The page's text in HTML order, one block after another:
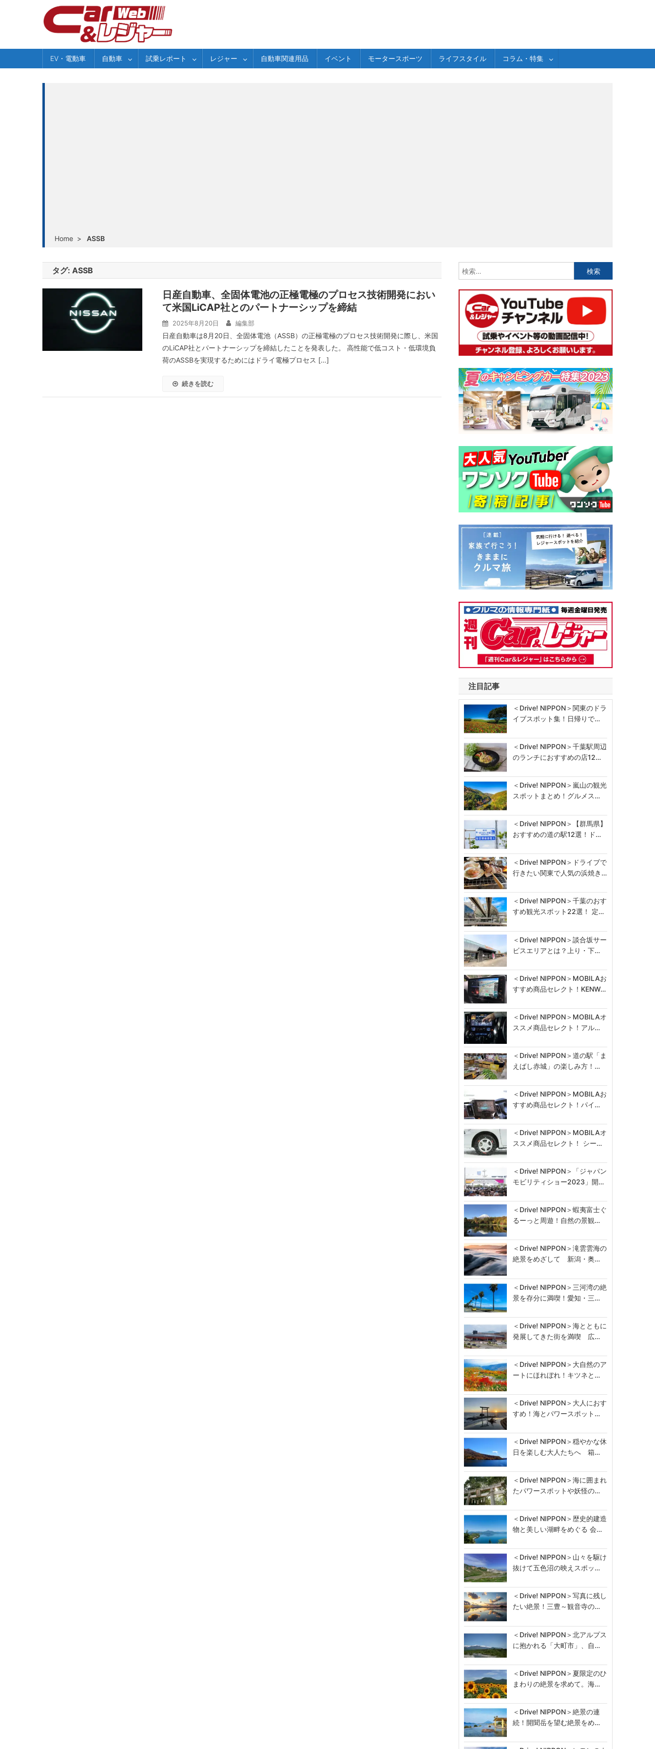
EV・電動車 自動車 試乗レポート レジャー 自動車関連用品 イベント モータースポーツ ライフスタイル コラム・特集
Home > ASSB
タグ: ASSB
日産自動車、全固体電池の正極電極のプロセス技術開発におい
て米国LiCAP社とのパートナーシップを締結
2025年8月20日 編集部
日産自動車は8月20日、全固体電池（ASSB）の正極電極のプロセス技術開発に際し、米国
のLiCAP社とパートナーシップを締結したことを発表した。 高性能で低コスト・低環境負
荷のASSBを実現するためにはドライ電極プロセス […]
続きを読む
索:
注目記事
＜Drive! NIPPON＞関東のドラ
イブスポット集！日帰りで…
＜Drive! NIPPON＞千葉駅周辺
のランチにおすすめの店12…
＜Drive! NIPPON＞嵐山の観光
スポットまとめ！グルメス…
＜Drive! NIPPON＞【群馬県】
おすすめの道の駅12選！ド…
＜Drive! NIPPON＞ドライブで
行きたい関東で人気の浜焼き…
＜Drive! NIPPON＞千葉のおす
すめ観光スポット22選！ 定…
＜Drive! NIPPON＞談合坂サー
ビスエリアとは？上り・下…
＜Drive! NIPPON＞MOBILAお
すすめ商品セレクト！KENW…
＜Drive! NIPPON＞MOBILAオ
ススメ商品セレクト！アル…
＜Drive! NIPPON＞道の駅「ま
えばし赤城」の楽しみ方！…
＜Drive! NIPPON＞MOBILAお
すすめ商品セレクト！パイ…
＜Drive! NIPPON＞MOBILAオ
ススメ商品セレクト！ シー…
＜Drive! NIPPON＞「ジャパン
モビリティショー2023」開…
＜Drive! NIPPON＞蝦夷富士ぐ
るーっと周遊！自然の景観…
＜Drive! NIPPON＞滝雲雲海の
絶景をめざして 新潟・奥…
＜Drive! NIPPON＞三河湾の絶
景を存分に満喫！愛知・三…
＜Drive! NIPPON＞海とともに
発展してきた街を満喫 広…
＜Drive! NIPPON＞大自然のア
ートにほれぼれ！キツネと…
＜Drive! NIPPON＞大人におす
すめ！海とパワースポット…
＜Drive! NIPPON＞穏やかな休
日を楽しむ大人たちへ 箱…
＜Drive! NIPPON＞海に囲まれ
たパワースポットや妖怪の…
＜Drive! NIPPON＞歴史的建造
物と美しい湖畔をめぐる 会…
＜Drive! NIPPON＞山々を駆け
抜けて五色沼の映えスポッ…
＜Drive! NIPPON＞写真に残し
たい絶景！三豊～観音寺の…
＜Drive! NIPPON＞北アルプス
に抱かれる「大町市」、自…
＜Drive! NIPPON＞夏限定のひ
まわりの絶景を求めて。海…
＜Drive! NIPPON＞絶景の連
続！開聞岳を望む絶景をめ…